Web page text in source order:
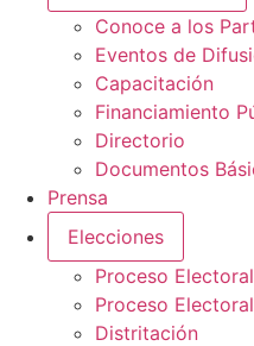
Conoce a los
Eventos de
Capacitación
Financiamiento
Directorio
Documentos
Prensa
Elecciones
Proceso
Proceso
Distritación